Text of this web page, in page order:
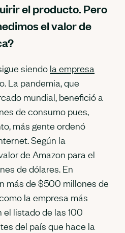
el producto. Pero
el valor de
siendo la empresa
La pandemia, que
mundial, benefició a
de consumo pues,
más gente ordenó
Según la
de Amazon para el
de dólares. En
más de $500 millones de
la empresa más
listado de las 100
del país que hace la